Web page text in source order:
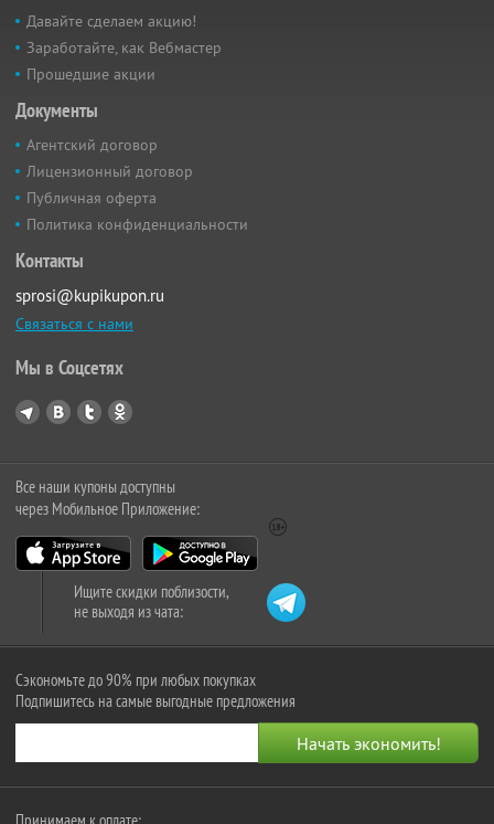
Давайте сделаем акцию!
Заработайте, как Вебмастер
Прошедшие акции
Документы
Агентский договор
Лицензионный договор
Публичная оферта
Политика конфиденциальности
Контакты
sprosi@kupikupon.ru
Связаться с нами
Мы в Соцсетях
Все наши купоны доступны
через Мобильное Приложение:
Ищите скидки поблизости,
не выходя из чата:
Сэкономьте до 90% при любых покупках
Подпишитесь на самые выгодные предложения